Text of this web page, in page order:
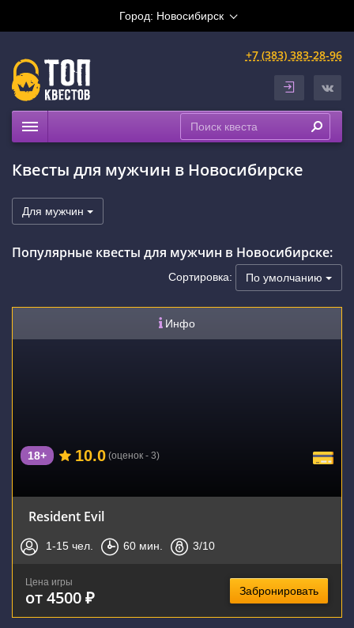
Город: Новосибирск
+7 (383) 383-28-96
Расписание
Рейтинги
На карте
Сертификаты
Квесты для мужчин в Новосибирске
Для мужчин
Популярные квесты для мужчин в Новосибирске:
Сортировка: По умолчанию
Инфо
18+ 10.0 (оценок - 3)
Resident Evil
1-15 чел. 60 мин. 3/10
Цена игры
от 4500 ₽ Забронировать